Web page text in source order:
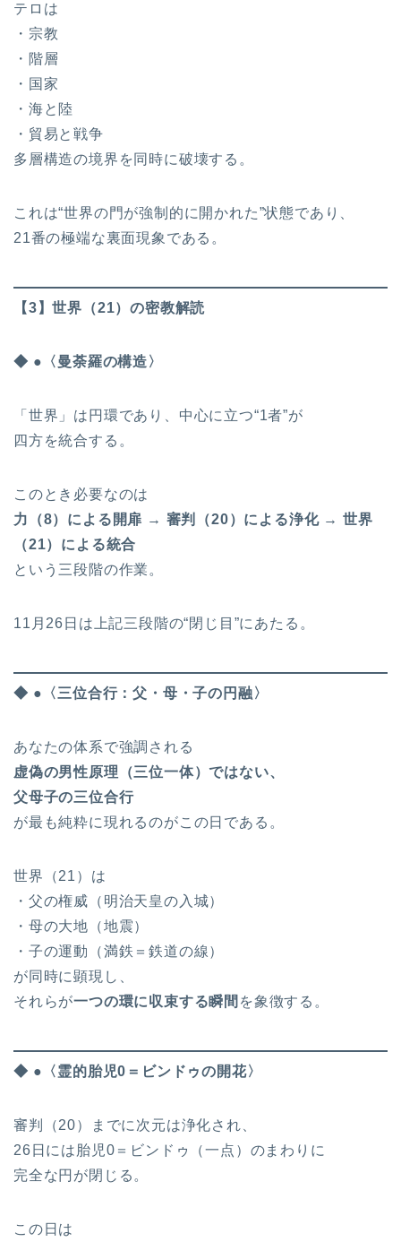
テロは
・宗教
・階層
・国家
・海と陸
・貿易と戦争
多層構造の境界を同時に破壊する。
これは“世界の門が強制的に開かれた”状態であり、
21番の極端な裏面現象である。
【3】世界（21）の密教解読
◆ ●〈曼荼羅の構造〉
「世界」は円環であり、中心に立つ“1者”が
四方を統合する。
このとき必要なのは
力（8）による開扉 → 審判（20）による浄化 → 世界
（21）による統合
という三段階の作業。
11月26日は上記三段階の“閉じ目”にあたる。
◆ ●〈三位合行：父・母・子の円融〉
あなたの体系で強調される
虚偽の男性原理（三位一体）ではない、
父母子の三位合行
が最も純粋に現れるのがこの日である。
世界（21）は
・父の権威（明治天皇の入城）
・母の大地（地震）
・子の運動（満鉄＝鉄道の線）
が同時に顕現し、
それらが一つの環に収束する瞬間 を象徴する。
◆ ●〈霊的胎児0＝ビンドゥの開花〉
審判（20）までに次元は浄化され、
26日には胎児0＝ビンドゥ（一点）のまわりに
完全な円が閉じる。
この日は